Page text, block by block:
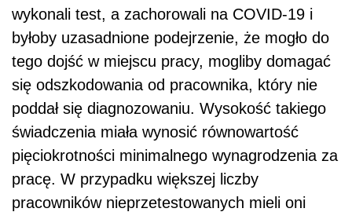
wykonali test, a zachorowali na COVID-19 i
byłoby uzasadnione podejrzenie, że mogło do
tego dojść w miejscu pracy, mogliby domagać
się odszkodowania od pracownika, który nie
poddał się diagnozowaniu. Wysokość takiego
świadczenia miała wynosić równowartość
pięciokrotności minimalnego wynagrodzenia za
pracę. W przypadku większej liczby
pracowników nieprzetestowanych mieli oni